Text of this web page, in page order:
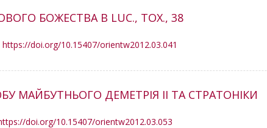
БОЖЕСТВА В LUC., TOX., 38
https://doi.org/10.15407/orientw2012.03.041
ДЕМЕТРІЯ ІІ ТА СТРАТОНІКИ
doi.org/10.15407/orientw2012.03.053